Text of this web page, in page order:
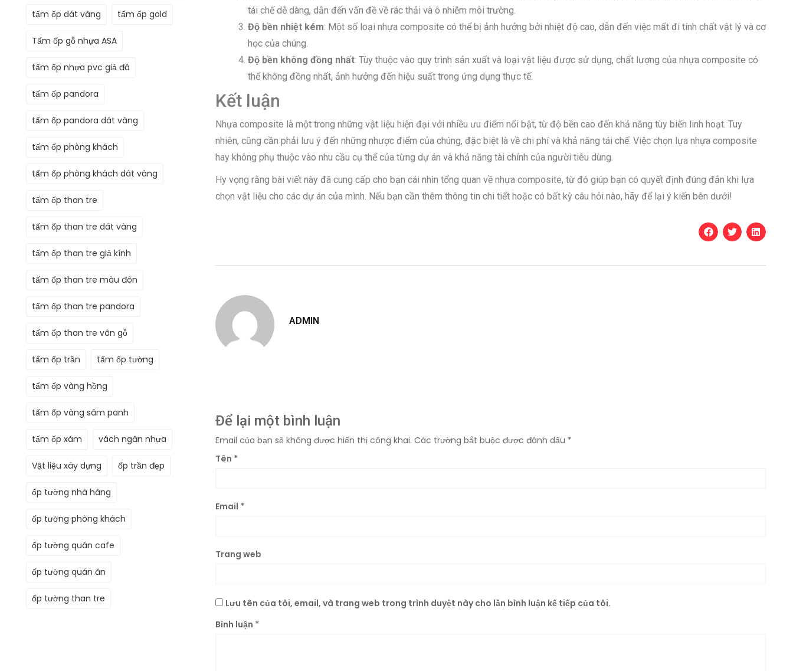
tấm ốp dát vàng tấm ốp gold
Tấm ốp gỗ nhựa ASA
tấm ốp nhựa pvc giả đá
tấm ốp pandora
tấm ốp pandora dát vàng
tấm ốp phòng khách
tấm ốp phòng khách dát vàng
tấm ốp than tre
tấm ốp than tre dát vàng
tấm ốp than tre giả kính
tấm ốp than tre màu đôn
tấm ốp than tre pandora
tấm ốp than tre vân gỗ
tấm ốp trần tấm ốp tường
tấm ốp vàng hồng
tấm ốp vàng sâm panh
tấm ốp xám vách ngăn nhựa
Vật liệu xây dựng ốp trần đẹp
ốp tường nhà hàng
ốp tường phòng khách
ốp tường quán cafe
ốp tường quán ăn
ốp tường than tre
tái chế dễ dàng, dẫn đến vấn đề về rác thải và ô nhiễm môi trường.
Độ bền nhiệt kém: Một số loại nhựa composite có thể bị ảnh hưởng bởi nhiệt độ cao, dẫn đến việc mất đi tính chất vật lý và cơ
học của chúng.
Độ bền không đồng nhất: Tùy thuộc vào quy trình sản xuất và loại vật liệu được sử dụng, chất lượng của nhựa composite có
thể không đồng nhất, ảnh hưởng đến hiệu suất trong ứng dụng thực tế.
Kết luận
Nhựa composite là một trong những vật liệu hiện đại với nhiều ưu điểm nổi bật, từ độ bền cao đến khả năng tùy biến linh hoạt. Tuy
nhiên, cũng cần phải lưu ý đến những nhược điểm của chúng, đặc biệt là về chi phí và khả năng tái chế. Việc chọn lựa nhựa composite
hay không phụ thuộc vào nhu cầu cụ thể của từng dự án và khả năng tài chính của người tiêu dùng.
Hy vọng rằng bài viết này đã cung cấp cho bạn cái nhìn tổng quan về nhựa composite, từ đó giúp bạn có quyết định đúng đắn khi lựa
chọn vật liệu cho các dự án của mình. Nếu bạn cần thêm thông tin chi tiết hoặc có bất kỳ câu hỏi nào, hãy để lại ý kiến bên dưới!
ADMIN
Để lại một bình luận
Email của bạn sẽ không được hiển thị công khai. Các trường bắt buộc được đánh dấu *
Tên *
Email *
Trang web
Lưu tên của tôi, email, và trang web trong trình duyệt này cho lần bình luận kế tiếp của tôi.
Bình luận *